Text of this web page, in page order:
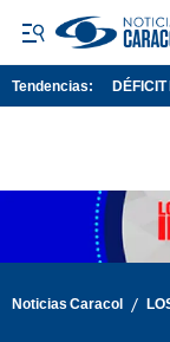
Tendencias:
Noticias Caracol /